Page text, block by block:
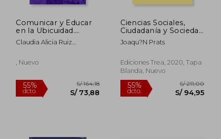
Comunicar y Educar
en la Ubicuidad.
Aprendizaje Movil,
Apps, y Moocs Desde
Intermetodologica
Claudia Alicia Ruiz
Basantes Andrade/María
Gabriela Cabascango
, Nuevo
Ciencias Sociales,
Ciudadanía y Sociedad
Digital: Reflexiones
Desde
Joaqu?N Prats
Ediciones Trea, 2020, Tapa
Blanda, Nuevo